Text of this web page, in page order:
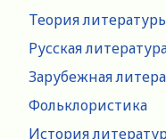
Теория
Русская
Зарубежная
Фольклористика
История